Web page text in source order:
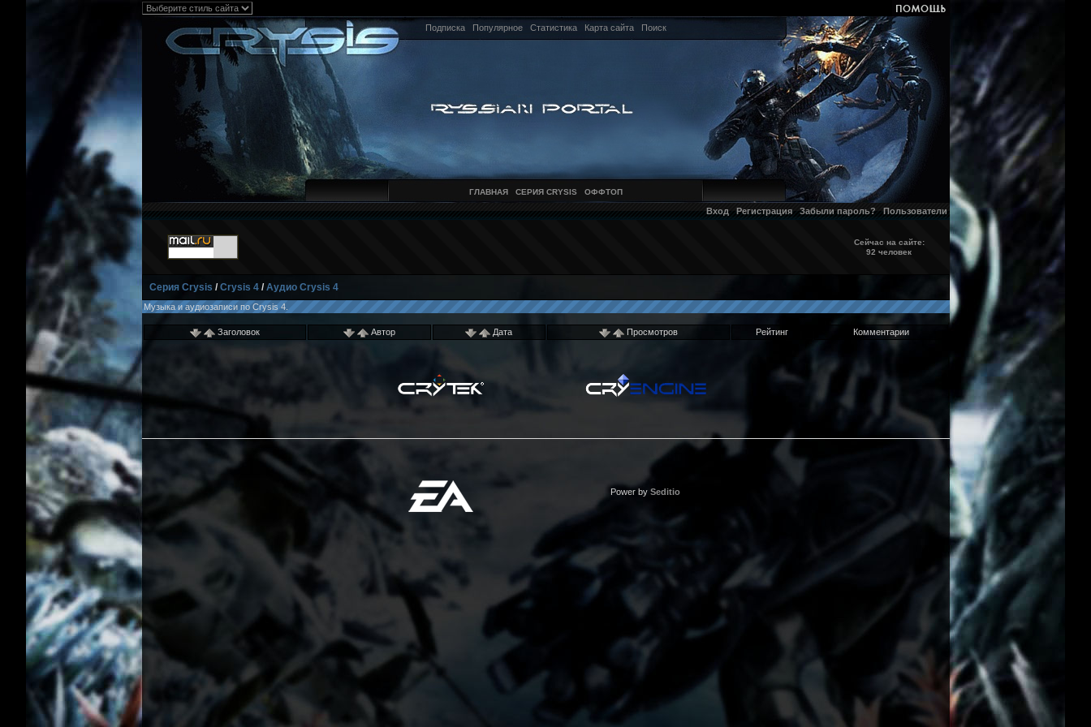
Подписка Популярное Статистика Карта сайта Поиск
ГЛАВНАЯ СЕРИЯ CRYSIS ОФФТОП
Вход Регистрация Забыли пароль? Пользователи
Сейчас на сайте:
92 человек
Серия Crysis /Crysis 4/Аудио Crysis 4
Музыка и аудиозаписи по Crysis 4.
Заголовок Автор Дата Просмотров Рейтинг Комментарии
Power by Seditio